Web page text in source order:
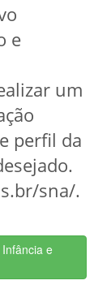
e
um
perfil da
sna/.
e